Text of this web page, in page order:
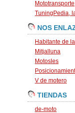
Mototransporte
TuningPedia,
NOS
Habitante de
Mitjalluna
Motosles
V de motero
TIENDAS
de-moto